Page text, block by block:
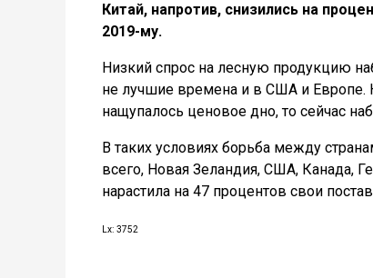
Китай, напротив, снизились на
2019-му.
Низкий спрос на лесную продукцию
не лучшие времена и в США и Европе.
нащупалось ценовое дно, то сейчас
В таких условиях борьба между
всего, Новая Зеландия, США, Канада,
нарастила на 47 процентов свои
Lx: 3752